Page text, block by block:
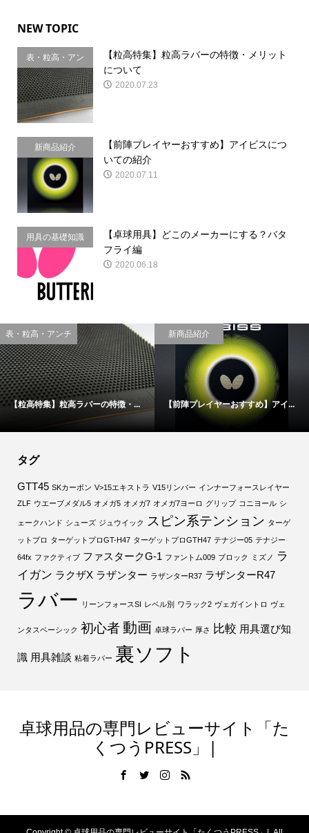
NEW TOPIC
表・粒高・アン
チ
【粒高特集】粒高ラバーの特徴・メリット
について
2020.07.23
新商品紹介
【前陣プレイヤーおすすめ】アイビスにつ
いての紹介
2020.07.11
用具の基礎知識
【卓球用具】どこのメーカーにする？バタ
フライ編
2020.06.18
表・粒高・アンチ
【粒高特集】粒高ラバーの特徴・...
新商品紹介
【前陣プレイヤーおすすめ】アイ...
タグ
GTT45 SKカーボン V>15エキストラ V15リンバー インナーフォースレイヤー
ZLF ウエーブメダル5 オメガ5 オメガ7 オメガ7ヨーロ グリップ コニヨール シ
ェークハンド シューズ ジュウイック スピン系テンション ターゲ
ットプロ ターゲットプロGT-H47 ターゲットプロGTH47 テナジー05 テナジー
64fx ファクティブ ファスタークG-1 ファントム009 ブロック ミズノ ラ
イガン ラクザX ラザンター ラザンターR37 ラザンターR47
ラバー リーンフォースSI レベル別 ワラック2 ヴェガイントロ ヴェ
ンタスベーシック 初心者動画 卓球ラバー 厚さ 比較 用具選び知
識 用具雑談 粘着ラバー 裏ソフト
卓球用品の専門レビューサイト「た
くつうPRESS」|